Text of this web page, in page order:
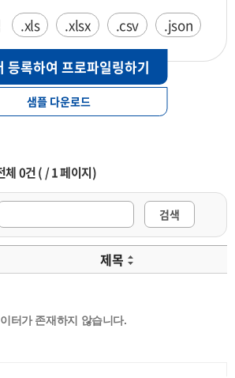
샘플 다운로드
.xls .xlsx .csv .json
등록하여 프로파일링하기
체0건( /1페이지)
검색
제목
터가 존재하지 않습니다.